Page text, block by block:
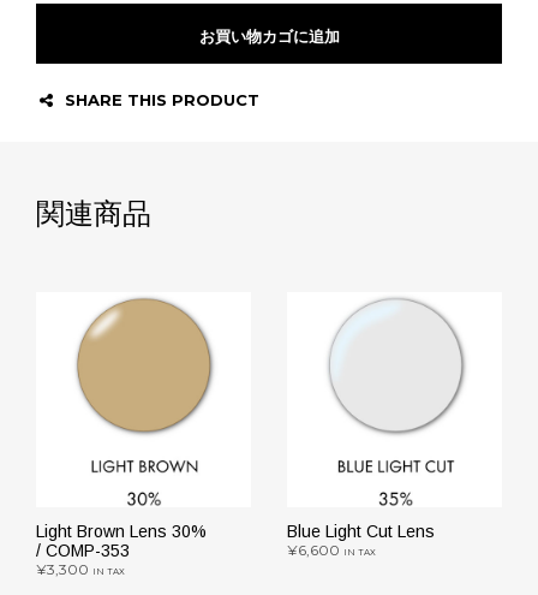
お買い物カゴに追加
SHARE THIS PRODUCT
関連商品
Light Brown Lens 30%
/ COMP-353
¥3,300 IN TAX
Blue Light Cut Lens
¥6,600 IN TAX